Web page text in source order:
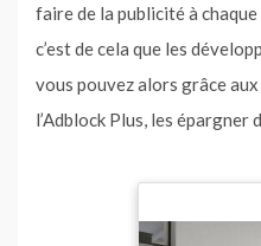
faire de la publicité à
c’est de cela que les
vous pouvez alors grâce
l’Adblock Plus, les épargner